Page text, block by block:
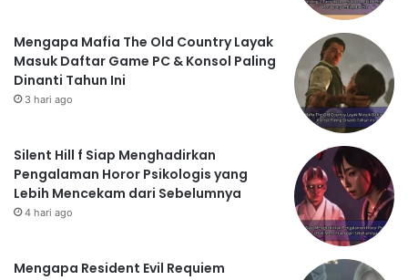
Mengapa Mafia The Old Country Layak
Masuk Daftar Game PC & Konsol Paling
Dinanti Tahun Ini
3 hari ago
Silent Hill f Siap Menghadirkan
Pengalaman Horor Psikologis yang
Lebih Mencekam dari Sebelumnya
4 hari ago
Mengapa Resident Evil Requiem